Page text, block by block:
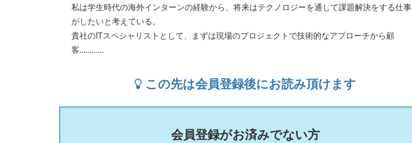
私は学生時代の海外インターンの経験から、将来はテクノロジーを通して課題解決をする仕事
がしたいと考えている。
貴社のITスペシャリストとして、まずは現場のプロジェクトで技術的なアプローチから顧
客............
この先は会員登録後にお読み頂けます
会員登録がお済みでない方